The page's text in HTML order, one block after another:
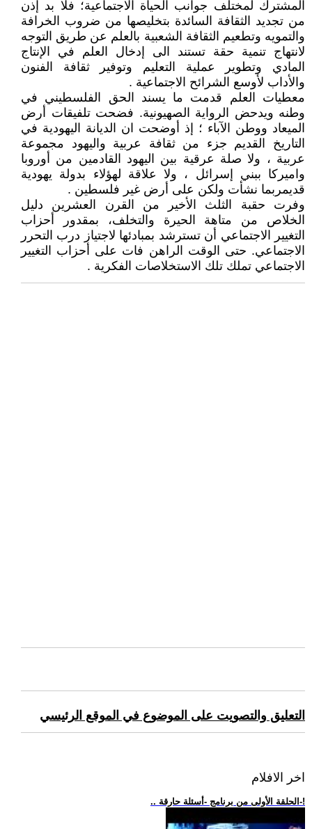
المشترك لمختلف جوانب الحياة الاجتماعية؛ فلا بد إذن
من تجديد الثقافة السائدة بتخليصها من ضروب الخرافة
والتمويه وتطعيم الثقافة الشعبية بالعلم عن طريق التوجه
لانتهاج تنمية حقة تستند الى إدخال العلم في الإنتاج
المادي وتطوير عملية التعليم وتوفير ثقافة الفنون
والأداب لأوسع الشرائح الاجتماعية .
معطيات العلم قدمت ما يسند الحق الفلسطيني في
وطنه ويدحض الرواية الصهيونية. فضحت تلفيقات أرض
الميعاد ووطن الآباء ؛ إذ أوضحت ان الديانة اليهودية في
التاريخ القديم جزء من ثقافة عربية واليهود مجموعة
عربية ، ولا صلة عرقية بين اليهود القادمين من أوروبا
واميركا ببني إسرائل ، ولا علاقة لهؤلاء بدولة يهودية
قديمربما نشأت ولكن على أرض غير فلسطين .
وفرت حقبة الثلث الأخير من القرن العشرين دليل
الخلاص من متاهة الحيرة والتخلف، بمقدور أحزاب
التغيير الاجتماعي أن تسترشد بمبادئها لاجتياز درب التحرر
الاجتماعي. حتى الوقت الراهن فات على أحزاب التغيير
الاجتماعي تملك تلك الاستخلاصات الفكرية .
التعليق والتصويت على الموضوع في الموقع الرئيسي
اخر الافلام
.. الحلقة الأولى من برنامج -أسئلة حارقة-!